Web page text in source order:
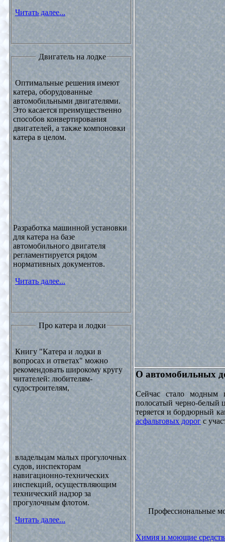
Читать далее...
Двигатель на лодке
Оптимальные решения имеют
катера, оборудованные
автомобильными двигателями.
Это касается преимущественно
способов конвертирования
двигателей, а также компоновки
катера в целом.
Разработка машинной установки
для катера на базе
автомобильного двигателя
регламентируется рядом
нормативных документов.
Читать далее...
Про катера и лодки
Книгу "Катера и лодки в
вопросах и ответах" можно
рекомендовать широкому кругу
читателей: любителям-
судостроителям,
владельцам малых прогулочных
судов, инспекторам
навигационно-технических
инспекций, осуществляющим
технический надзор за
прогулочным флотом.
Читать далее...
О автомобильных
Сейчас стало модным
полосатый черно-белый
теряется и бордюрный
асфальтовых дорог с
Профессиональные
Химия и моющие